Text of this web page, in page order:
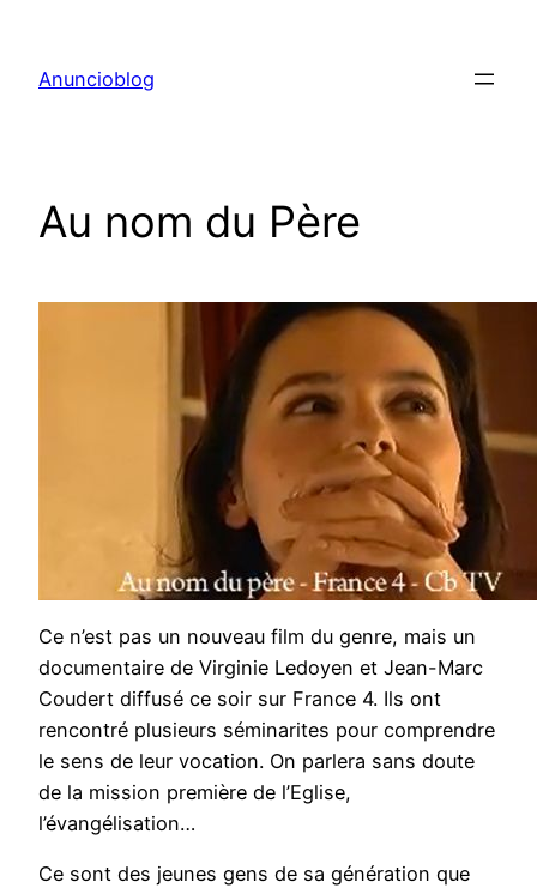
contenu
Anuncioblog
Au nom du Père
Ce n’est pas un nouveau film du genre, mais un
documentaire de Virginie Ledoyen et Jean-Marc
Coudert diffusé ce soir sur France 4. Ils ont
rencontré plusieurs séminarites pour comprendre
le sens de leur vocation. On parlera sans doute
de la mission première de l’Eglise,
l’évangélisation…
Ce sont des jeunes gens de sa génération que